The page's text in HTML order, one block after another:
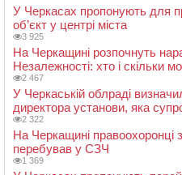
У Черкасах пропонують для
об’єкт у центрі міста
3 925
На Черкащині розпочнуть
Незалежності: хто і скільки
2 467
У Черкаській облраді
директора установи, яка
2 322
На Черкащині правоохоронці
перебував у СЗЧ
1 369